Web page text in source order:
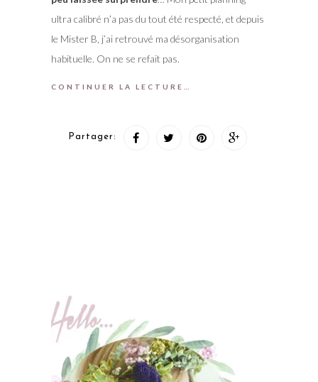
ultra calibré n’a pas du tout été respecté, et depuis
le Mister B, j’ai retrouvé ma désorganisation
habituelle. On ne se refait pas.
CONTINUER LA LECTURE…
Partager: